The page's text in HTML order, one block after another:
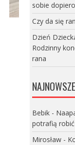
sobie
Czy da się
Dzień
Rodzinny
rana
Bebik-
potrafią
Mirosław-